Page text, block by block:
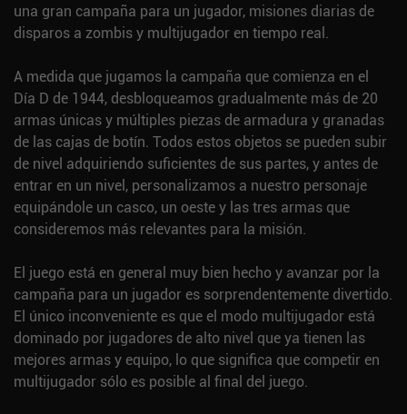
una gran campaña para un jugador, misiones diarias de
disparos a zombis y multijugador en tiempo real.
A medida que jugamos la campaña que comienza en el
Día D de 1944, desbloqueamos gradualmente más de 20
armas únicas y múltiples piezas de armadura y granadas
de las cajas de botín. Todos estos objetos se pueden subir
de nivel adquiriendo suficientes de sus partes, y antes de
entrar en un nivel, personalizamos a nuestro personaje
equipándole un casco, un oeste y las tres armas que
consideremos más relevantes para la misión.
El juego está en general muy bien hecho y avanzar por la
campaña para un jugador es sorprendentemente divertido.
El único inconveniente es que el modo multijugador está
dominado por jugadores de alto nivel que ya tienen las
mejores armas y equipo, lo que significa que competir en
multijugador sólo es posible al final del juego.